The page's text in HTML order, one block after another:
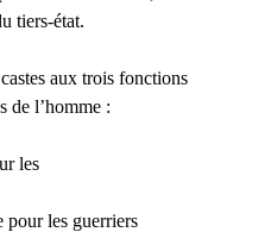
tiers-état.
aux trois fonctions
de l’homme :
les
pour les guerriers